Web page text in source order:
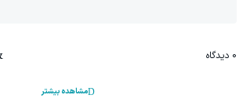
0 دیدگاه
مشاهده بیشتر